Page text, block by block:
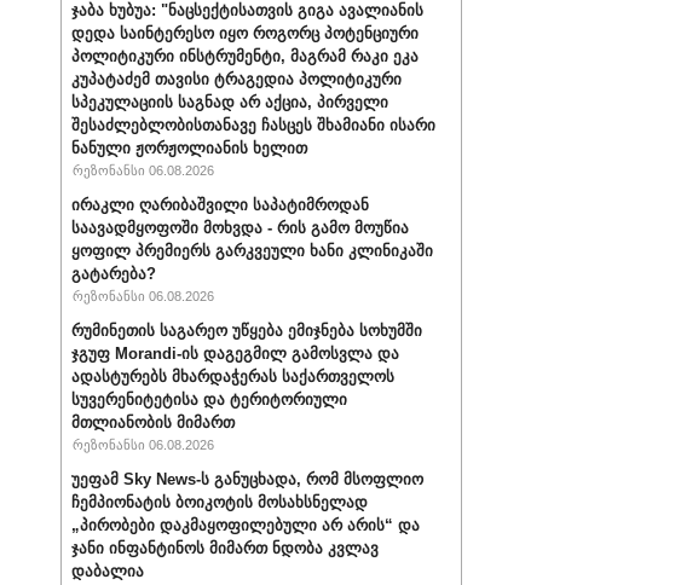
ჯაბა ხუბუა: "ნაცსექტისათვის გიგა ავალიანის
დედა საინტერესო იყო როგორც პოტენციური
პოლიტიკური ინსტრუმენტი, მაგრამ რაკი ეკა
კუპატაძემ თავისი ტრაგედია პოლიტიკური
სპეკულაციის საგნად არ აქცია, პირველი
შესაძლებლობისთანავე ჩასცეს შხამიანი ისარი
ნანული ჟორჟოლიანის ხელით
რეზონანსი 06.08.2026
ირაკლი ღარიბაშვილი საპატიმროდან
საავადმყოფოში მოხვდა - რის გამო მოუწია
ყოფილ პრემიერს გარკვეული ხანი კლინიკაში
გატარება?
რეზონანსი 06.08.2026
რუმინეთის საგარეო უწყება ემიჯნება სოხუმში
ჯგუფ Morandi-ის დაგეგმილ გამოსვლა და
ადასტურებს მხარდაჭერას საქართველოს
სუვერენიტეტისა და ტერიტორიული
მთლიანობის მიმართ
რეზონანსი 06.08.2026
უეფამ Sky News-ს განუცხადა, რომ მსოფლიო
ჩემპიონატის ბოიკოტის მოსახსნელად
„პირობები დაკმაყოფილებული არ არის“ და
ჯანი ინფანტინოს მიმართ ნდობა კვლავ
დაბალია